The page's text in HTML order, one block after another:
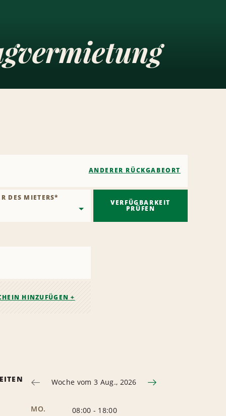
ANDERER RÜCKGABEORT
DES MIETERS*
HINZUFÜGEN +
VERFÜGBARKEIT
PRÜFEN
Woche vom 3 Aug., 2026
MO. 08:00 - 18:00